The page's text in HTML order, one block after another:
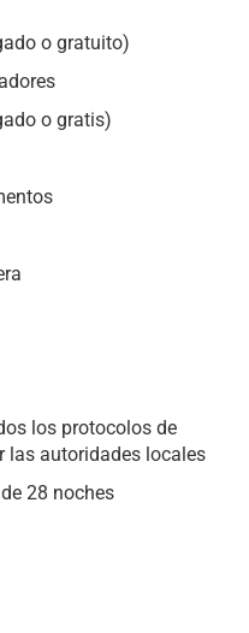
o gratuito)
o gratis)
los protocolos de
las autoridades locales
28 noches